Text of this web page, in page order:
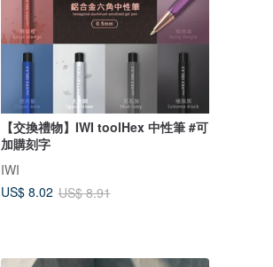
【交換禮物】IWI toolHex 中性筆 #可
加購刻字
IWI
US$ 8.02 US$ 8.91